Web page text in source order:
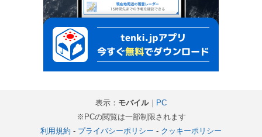
表示： モバイル｜ PC
※PCの閲覧は一部制限されます
利用規約 - プライバシーポリシー - クッキーポリシー